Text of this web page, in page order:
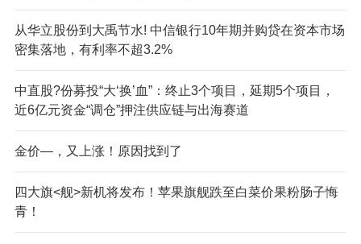
从华立股份到大禹节水! 中信银行10年期并购贷在资本市场
密集落地，有利率不超3.2%
中直股?份募投“大‘换’血”：终止3个项目，延期5个项目，
近6亿元资金“调仓”押注供应链与出海赛道
金价—，又上涨！原因找到了
四大旗<舰>新机将发布！苹果旗舰跌至白菜价果粉肠子悔
青！